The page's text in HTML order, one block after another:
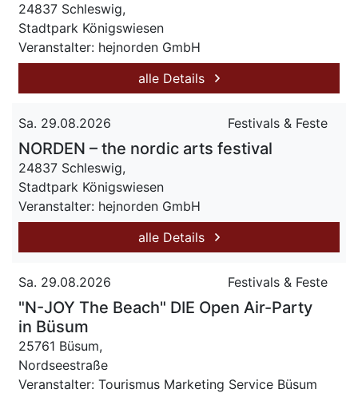
24837 Schleswig,
Stadtpark Königswiesen
Veranstalter: hejnorden GmbH
alle Details
Sa. 29.08.2026 Festivals & Feste
NORDEN – the nordic arts festival
24837 Schleswig,
Stadtpark Königswiesen
Veranstalter: hejnorden GmbH
alle Details
Sa. 29.08.2026 Festivals & Feste
"N-JOY The Beach" DIE Open Air-Party
in Büsum
25761 Büsum,
Nordseestraße
Veranstalter: Tourismus Marketing Service Büsum